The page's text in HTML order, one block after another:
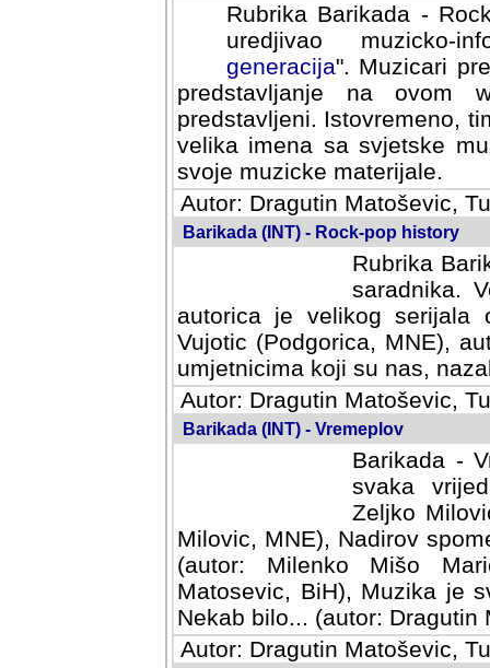
Rubrika Barikada -
uredjivao muzicko-
Muzicari predstavljeni u
na ovom web portalu
Istovremeno, tim nacinom
sa svjetske muzicke scene
materijale.
Autor: Dragutin Matoševic,
Barikada (INT) - Rock-pop history
Rubrika
saradnika.
autorica je velikog serijala
Vujotic (Podgorica, MNE),
umjetnicima koji su nas,
Autor: Dragutin Matoševic,
Barikada (INT) - Vremeplov
Barikada -
svaka
Milovic,
MNE), Nadirov spomenar
Milenko Mišo Maric, UK),
Muzika je svirala (autor:
(autor: Dragutin Matosevic,
Autor: Dragutin Matoševic,